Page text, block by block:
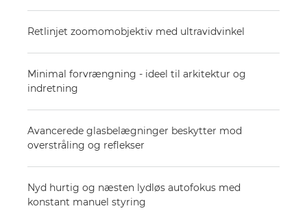
Retlinjet zoomomobjektiv med ultravidvinkel
Minimal forvrængning - ideel til arkitektur og
indretning
Avancerede glasbelægninger beskytter mod
overstråling og reflekser
Nyd hurtig og næsten lydløs autofokus med
konstant manuel styring